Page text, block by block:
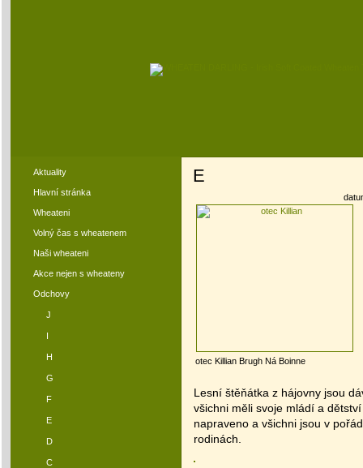
Aktuality
Hlavní stránka
Wheateni
Volný čas s wheatenem
Naši wheateni
Akce nejen s wheateny
Odchovy
J
I
H
G
F
E
D
C
E
otec Killian Brugh Ná Boinne
Lesní štěňátka z hájovny jsou
všichni měli svoje mládí a
napraveno a všichni jsou v
rodinách.